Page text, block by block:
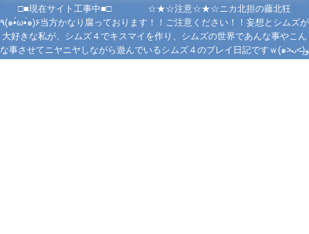
□■現在サイト工事中■□ ☆★☆注意☆★☆ニカ北担の藤北狂
٩(๑•̀ω•́๑)۶当方かなり腐っております！！ご注意ください！！妄想とシムズが
大好きな私が、シムズ４でキスマイを作り、シムズの世界であんな事やこん
な事させてニヤニヤしながら遊んでいるシムズ４のプレイ日記ですｗ(๑˃̵ᴗ˂̵)و